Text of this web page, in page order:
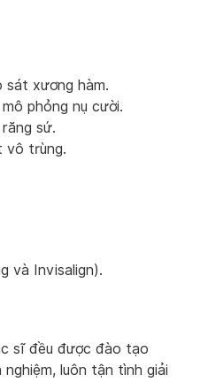
sát xương hàm.
phỏng nụ cười.
sứ.
vô trùng.
và Invisalign).
sĩ đều được đào tạo
nghiệm, luôn tận tình giải